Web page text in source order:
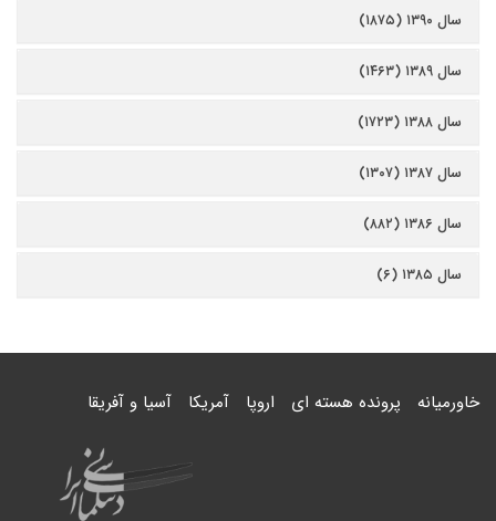
سال ۱۳۹۰ (۱۸۷۵)
سال ۱۳۸۹ (۱۴۶۳)
سال ۱۳۸۸ (۱۷۲۳)
سال ۱۳۸۷ (۱۳۰۷)
سال ۱۳۸۶ (۸۸۲)
سال ۱۳۸۵ (۶)
خاورمیانه پرونده هسته ای اروپا آمریکا آسیا و آفریقا